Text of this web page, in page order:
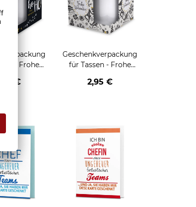
- Frohe
- HO HO
schwarz
2,95 €
Geschenkverpackung
für Tassen - Frohe
2,95 €